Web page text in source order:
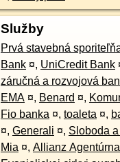
Služby
Prvá stavebná
Bank ¤, UniCredit Bank
záručná a rozvojová
EMA ¤, Benard ¤,
Fio banka ¤, toaleta ¤,
¤, Generali ¤, Sloboda
Mia ¤, Allianz